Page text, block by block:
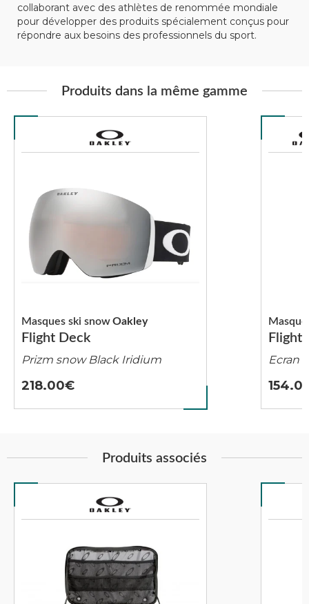
collaborant avec des athlètes de renommée mondiale
pour développer des produits spécialement conçus pour
répondre aux besoins des professionnels du sport.
Produits dans la même gamme
Flight Deck
Masques ski snowOakley
Prizm snow Black Iridium
218.00
Flight
Ecran
Produits associés